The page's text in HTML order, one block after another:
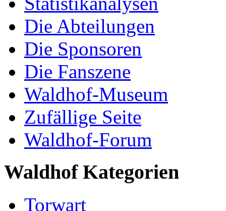
Die Abteilungen
Die Sponsoren
Die Fanszene
Waldhof-Museum
Zufällige Seite
Waldhof-Forum
Waldhof Kategorien
Torwart